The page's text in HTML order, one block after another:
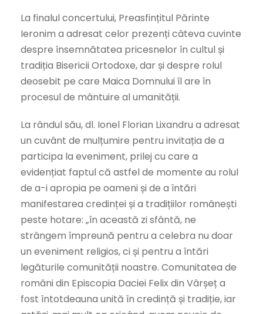
La finalul concertului, Preasfințitul Părinte
Ieronim a adresat celor prezenți câteva cuvinte
despre însemnătatea pricesnelor în cultul și
tradiția Bisericii Ortodoxe, dar și despre rolul
deosebit pe care Maica Domnului îl are în
procesul de mântuire al umanității.
La rândul său, dl. Ionel Florian Lixandru a adresat
un cuvânt de mulțumire pentru invitația de a
participa la eveniment, prilej cu care a
evidențiat faptul că astfel de momente au rolul
de a-i apropia pe oameni și de a întări
manifestarea credinței și a tradițiilor românești
peste hotare: „în această zi sfântă, ne
strângem împreună pentru a celebra nu doar
un eveniment religios, ci și pentru a întări
legăturile comunității noastre. Comunitatea de
români din Episcopia Daciei Felix din Vârșeț a
fost întotdeauna unită în credință și tradiție, iar